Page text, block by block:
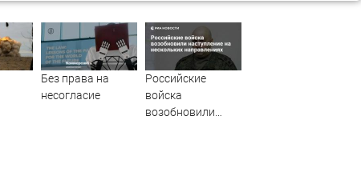
Без права на
несогласие
Российские
войска
возобновили